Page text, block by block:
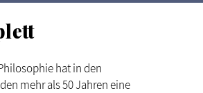
hat in den
mehr als 50 Jahren eine